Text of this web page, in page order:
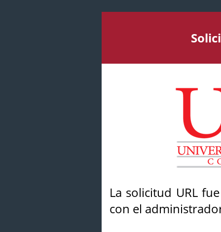
La solicitud URL
con el